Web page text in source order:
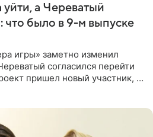
уйти, а Череватый
было в 9-м выпуске
игры» заметно изменил
согласился перейти
пришел новый участник, а